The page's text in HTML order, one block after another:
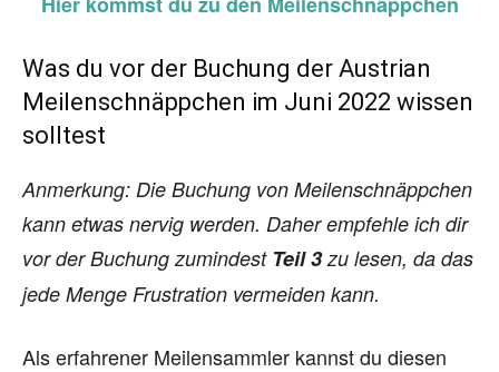
Was du vor der Buchung der Austrian
Meilenschnäppchen im Juni 2022 wissen
solltest
Anmerkung: Die Buchung von Meilenschnäppchen
kann etwas nervig werden. Daher empfehle ich dir
vor der Buchung zumindest Teil 3zu lesen, da das
jede Menge Frustration vermeiden kann.
Als erfahrener Meilensammler kannst du diesen